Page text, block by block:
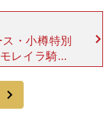
・小樽特別
レイラ騎手
８着に敗れ
デアレガー